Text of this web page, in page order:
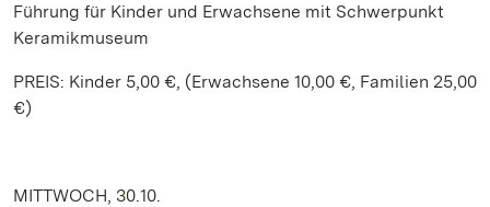
Führung für Kinder und Erwachsene mit Schwerpunkt
Keramikmuseum
PREIS: Kinder 5,00 €, (Erwachsene 10,00 €, Familien 25,00
€)
MITTWOCH, 30.10.